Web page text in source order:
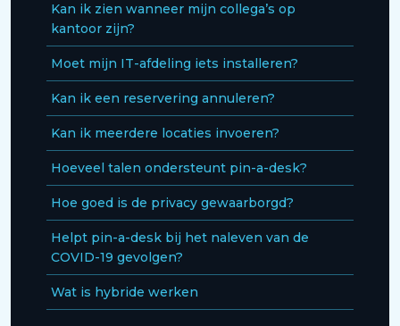
Kan ik zien wanneer mijn collega’s op
kantoor zijn?
Moet mijn IT-afdeling iets installeren?
Kan ik een reservering annuleren?
Kan ik meerdere locaties invoeren?
Hoeveel talen ondersteunt pin-a-desk?
Hoe goed is de privacy gewaarborgd?
Helpt pin-a-desk bij het naleven van de
COVID-19 gevolgen?
Wat is hybride werken